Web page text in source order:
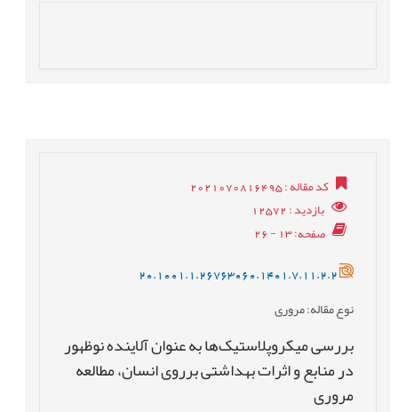
کد مقاله: 2021070816495
بازدید: 12572
صفحه: 13 - 26
20.1001.1.26763060.1401.7.11.2.2
نوع مقاله: مروری
بررسی میکروپلاستیک‌ها به عنوان آلاینده نوظهور
در منابع و اثرات بهداشتی برروی انسان، مطالعه
مروری